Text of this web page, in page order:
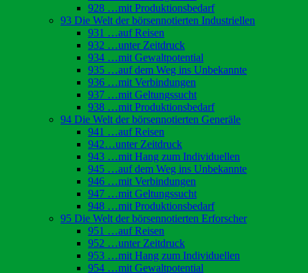
928 …mit Produktionsbedarf
93 Die Welt der börsennotierten Industriellen
931 …auf Reisen
932 …unter Zeitdruck
934 …mit Gewaltpotential
935 …auf dem Weg ins Unbekannte
936 …mit Verbindungen
937 …mit Geltungssucht
938 …mit Produktionsbedarf
94 Die Welt der börsennotierten Generäle
941 …auf Reisen
942…unter Zeitdruck
943 …mit Hang zum Individuellen
945 …auf dem Weg ins Unbekannte
946 …mit Verbindungen
947 …mit Geltungssucht
948 …mit Produktionsbedarf
95 Die Welt der börsennotierten Erforscher
951 …auf Reisen
952 …unter Zeitdruck
953 …mit Hang zum Individuellen
954 …mit Gewaltpotential